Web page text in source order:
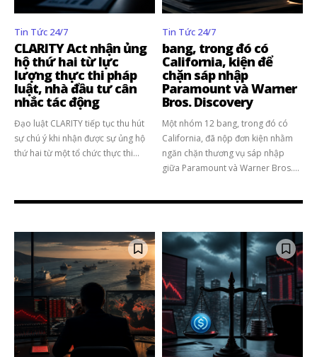
Tin Tức 24/7
CLARITY Act nhận ủng
hộ thứ hai từ lực
lượng thực thi pháp
luật, nhà đầu tư cân
nhắc tác động
Đạo luật CLARITY tiếp tục thu hút
sự chú ý khi nhận được sự ủng hộ
thứ hai từ một tổ chức thực thi...
Tin Tức 24/7
bang, trong đó có
California, kiện để
chặn sáp nhập
Paramount và Warner
Bros. Discovery
Một nhóm 12 bang, trong đó có
California, đã nộp đơn kiện nhằm
ngăn chặn thương vụ sáp nhập
giữa Paramount và Warner Bros....